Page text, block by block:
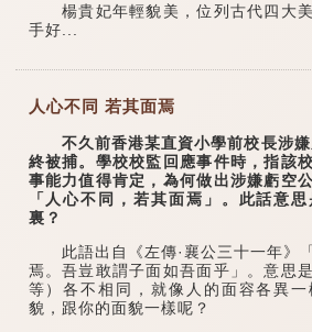
楊貴妃年輕貌美，位列古代四大美
手好...
人心不同 若其面焉
不久前香港某直資小學前校長涉嫌
終被捕。學校校監回應事件時，指該
事能力值得肯定，為何做出涉嫌虧空
「人心不同，若其面焉」。此話意
裏？
此語出自《左傳·襄公三十一年》
焉。吾豈敢謂子面如吾面乎」。意思
等）各不相同，就像人的面容各異
貌，跟你的面貌一樣呢？